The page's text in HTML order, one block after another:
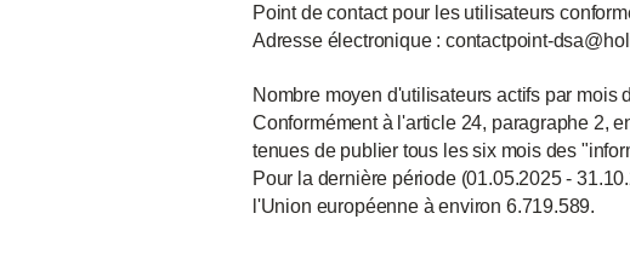
Point de contact pour les utilisateurs
Adresse électronique : contactpoint-
Nombre moyen d'utilisateurs actifs par mois
Conformément à l'article 24, paragraphe 2,
tenues de publier tous les six mois des
Pour la dernière période (01.05.2025 -
l'Union européenne à environ 6.719.589.